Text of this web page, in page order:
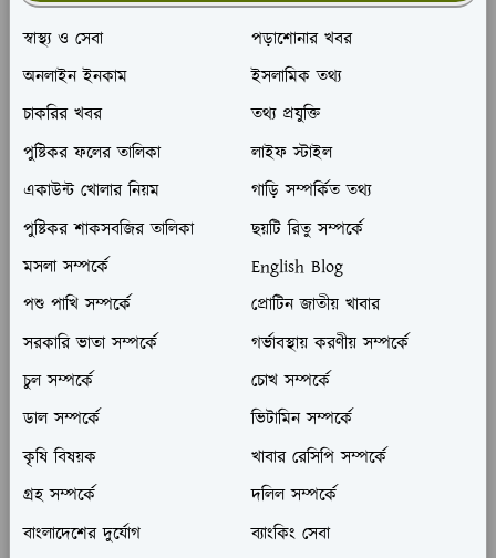
স্বাস্থ্য ও সেবা
পড়াশোনার খবর
অনলাইন ইনকাম
ইসলামিক তথ্য
চাকরির খবর
তথ্য প্রযুক্তি
পুষ্টিকর ফলের তালিকা
লাইফ স্টাইল
একাউন্ট খোলার নিয়ম
গাড়ি সম্পর্কিত তথ্য
পুষ্টিকর শাকসবজির তালিকা
ছয়টি রিতু সম্পর্কে
মসলা সম্পর্কে
English Blog
পশু পাখি সম্পর্কে
প্রোটিন জাতীয় খাবার
সরকারি ভাতা সম্পর্কে
গর্ভাবস্থায় করণীয় সম্পর্কে
চুল সম্পর্কে
চোখ সম্পর্কে
ডাল সম্পর্কে
ভিটামিন সম্পর্কে
কৃষি বিষয়ক
খাবার রেসিপি সম্পর্কে
গ্রহ সম্পর্কে
দলিল সম্পর্কে
বাংলাদেশের দুর্যোগ
ব্যাংকিং সেবা